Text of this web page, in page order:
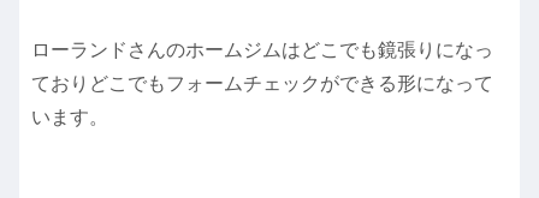
ローランドさんのホームジムはどこでも鏡張りになっ
ておりどこでもフォームチェックができる形になって
います。